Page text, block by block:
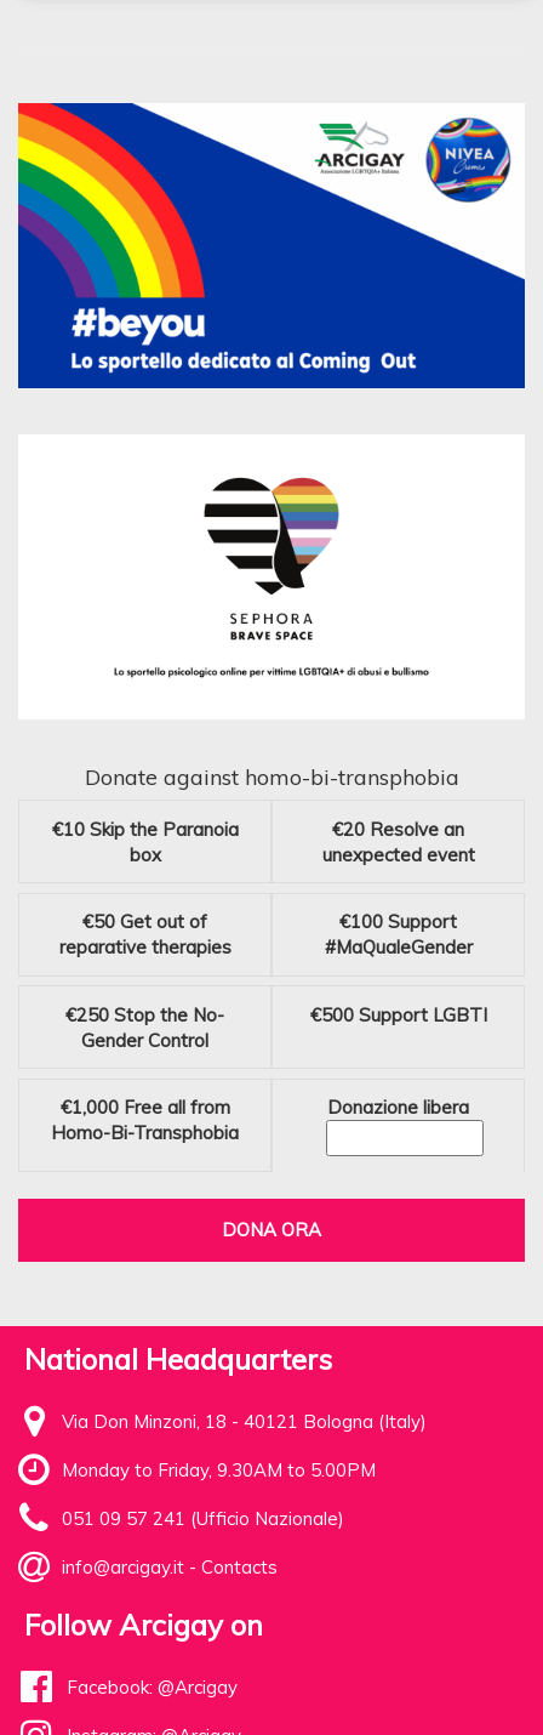
Donate against homo-bi-transphobia
€10 Skip the Paranoia
box
€20 Resolve an
unexpected event
€50 Get out of
reparative therapies
€100 Support
#MaQualeGender
€250 Stop the No-
Gender Control
€500 Support LGBTI
€1,000 Free all from
Homo-Bi-Transphobia
Donazione libera
DONA ORA
National Headquarters
Via Don Minzoni, 18 - 40121 Bologna (Italy)
Monday to Friday, 9.30AM to 5.00PM
051 09 57 241 (Ufficio Nazionale)
info@arcigay.it - Contacts
Follow Arcigay on
Facebook: @Arcigay